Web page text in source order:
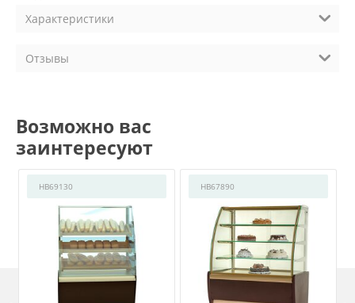
Характеристики
Отзывы
Возможно вас
заинтересуют
HB69130 HB67890